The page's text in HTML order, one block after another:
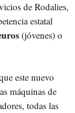
de Rodalies,
estatal
(jóvenes) o
este nuevo
máquinas de
todas las